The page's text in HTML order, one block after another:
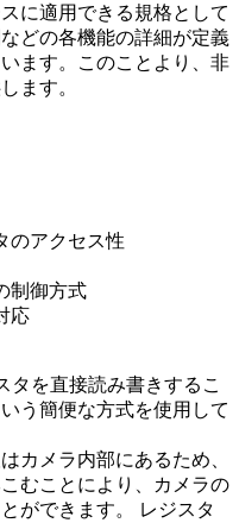
に適用できる規格として
どの各機能の詳細が定義
ます。このことより、非
ます。
のアクセス性
制御方式
応
タを直接読み書きするこ
う簡便な方式を使用して
カメラ内部にあるため、
むことにより、カメラの
ができます。 レジスタ